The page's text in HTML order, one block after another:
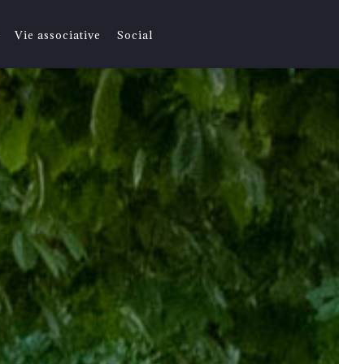
Vie associative Social